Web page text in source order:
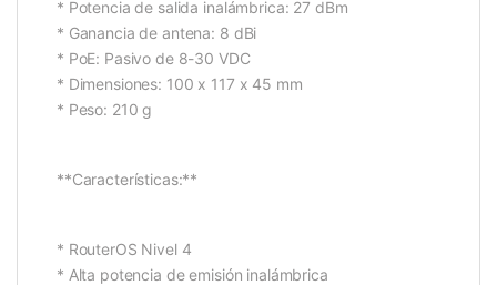
* Potencia de salida inalámbrica: 27 dBm
* Ganancia de antena: 8 dBi
* PoE: Pasivo de 8-30 VDC
* Dimensiones: 100 x 117 x 45 mm
* Peso: 210 g
**Características:**
* RouterOS Nivel 4
* Alta potencia de emisión inalámbrica